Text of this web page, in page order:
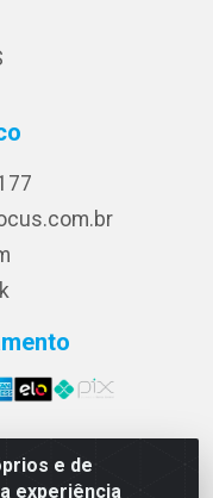
e de
experiência
Eslovaca, 1121